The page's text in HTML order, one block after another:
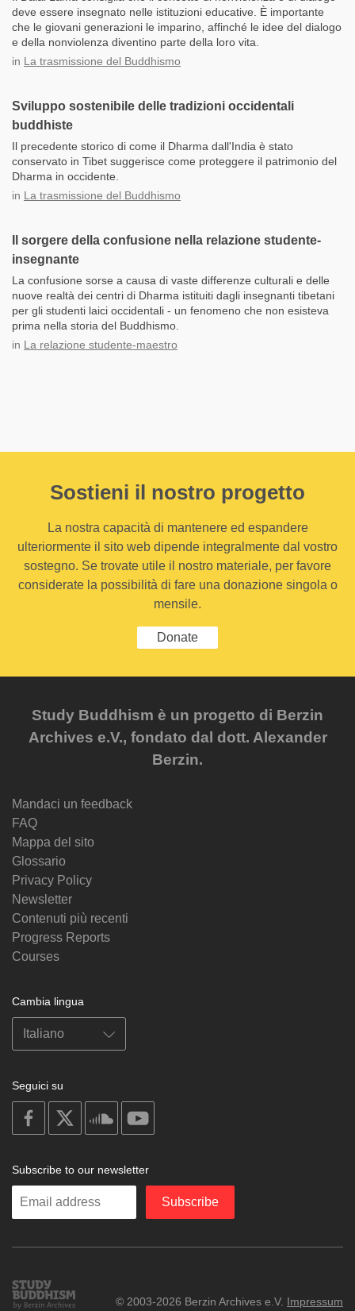
deve essere insegnato nelle istituzioni educative. È importante
che le giovani generazioni le imparino, affinché le idee del dialogo
e della nonviolenza diventino parte della loro vita.
in La trasmissione del Buddhismo
Sviluppo sostenibile delle tradizioni occidentali
buddhiste
Il precedente storico di come il Dharma dall'India è stato
conservato in Tibet suggerisce come proteggere il patrimonio del
Dharma in occidente.
in La trasmissione del Buddhismo
Il sorgere della confusione nella relazione studente-
insegnante
La confusione sorse a causa di vaste differenze culturali e delle
nuove realtà dei centri di Dharma istituiti dagli insegnanti tibetani
per gli studenti laici occidentali - un fenomeno che non esisteva
prima nella storia del Buddhismo.
in La relazione studente-maestro
Sostieni il nostro progetto
La nostra capacità di mantenere ed espandere
ulteriormente il sito web dipende integralmente dal vostro
sostegno. Se trovate utile il nostro materiale, per favore
considerate la possibilità di fare una donazione singola o
mensile.
Donate
Study Buddhism è un progetto di Berzin
Archives e.V., fondato dal dott. Alexander
Berzin.
Mandaci un feedback
FAQ
Mappa del sito
Glossario
Privacy Policy
Newsletter
Contenuti più recenti
Progress Reports
Courses
Cambia lingua
Seguici su
on
facebook
soundcloud
Subscribe to our newsletter
Enter
Subscribe
Study
Buddhism
© 2003-2026 Berzin Archives e.V. Impressum